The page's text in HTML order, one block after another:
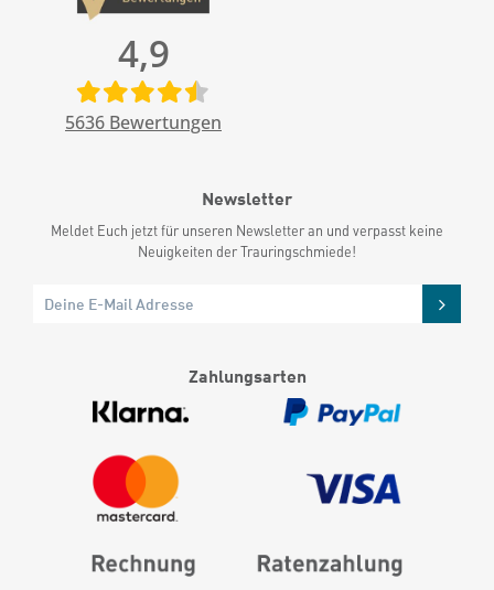
4,9
5636 Bewertungen
Newsletter
Meldet Euch jetzt für unseren Newsletter an und verpasst keine
Neuigkeiten der Trauringschmiede!
Zahlungsarten